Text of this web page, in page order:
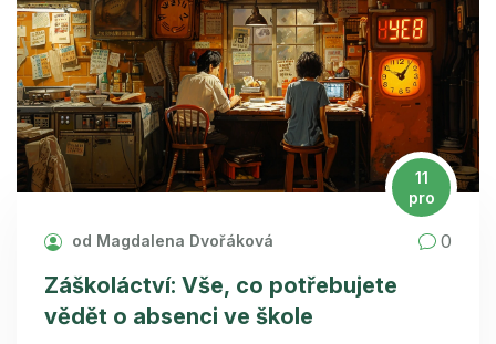
11
pro
od Magdalena Dvořáková 0
Záškoláctví: Vše, co potřebujete
vědět o absenci ve škole